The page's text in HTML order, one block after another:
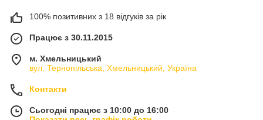
100% позитивних з 18 відгуків за рік
Працює з 30.11.2015
м. Хмельницький
вул. Тернопільська, Хмельницький, Україна
Контакти
Сьогодні працює з 10:00 до 16:00